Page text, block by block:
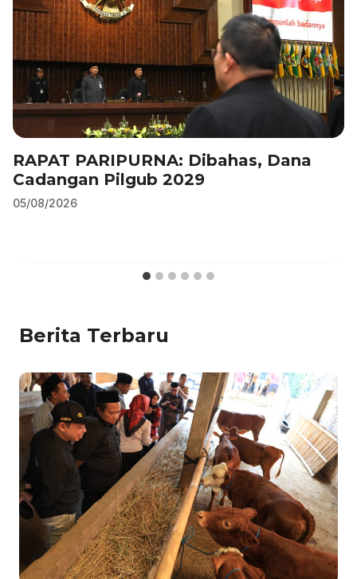
RAPAT PARIPURNA: Dibahas, Dana
Cadangan Pilgub 2029
05/08/2026
Berita Terbaru